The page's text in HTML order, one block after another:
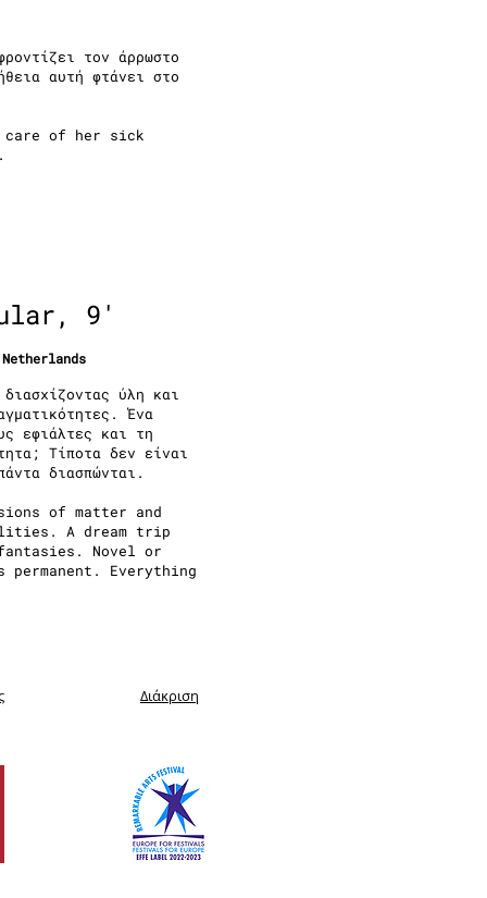
τον άρρωστο
αυτή φτάνει στο
care of her sick
9'
ύλη και
Ένα
εφιάλτες και τη
Τίποτα δεν είναι
διασπώνται.
of matter and
A dream trip
Novel or
Everything
Διάκριση